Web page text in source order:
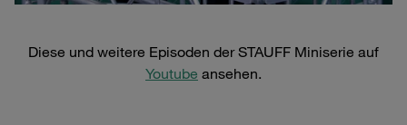
Diese und weitere Episoden der STAUFF Miniserie auf
Youtube ansehen.